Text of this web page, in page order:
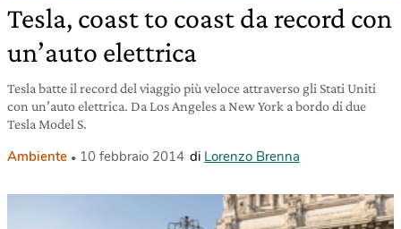
Tesla, coast to coast da record con
un’auto elettrica
Tesla batte il record del viaggio più veloce attraverso gli Stati Uniti
con un’auto elettrica. Da Los Angeles a New York a bordo di due
Tesla Model S.
Ambiente 10 febbraio 2014 di Lorenzo Brenna